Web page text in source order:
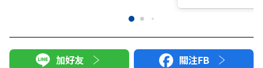
加好友 關注FB